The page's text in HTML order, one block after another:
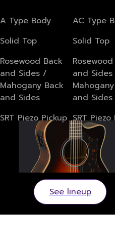
See lineup
A Type Body
Solid Top
Rosewood Back
and Sides /
Mahogany Back
and Sides
SRT Piezo Pickup
AC Type
Solid Top
and
and Sides
SRT Piezo